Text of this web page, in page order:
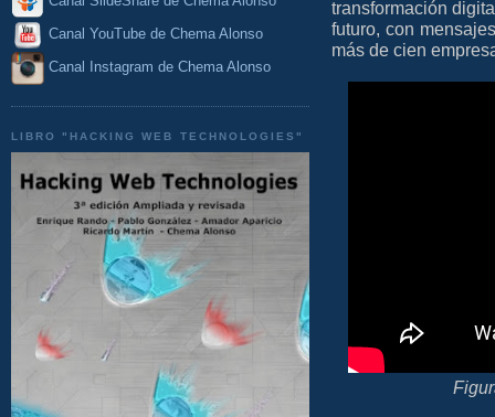
Canal YouTube de Chema Alonso
Canal Instagram de Chema Alonso
LIBRO "HACKING WEB TECHNOLOGIES"
transformación
futuro, con
más de cien